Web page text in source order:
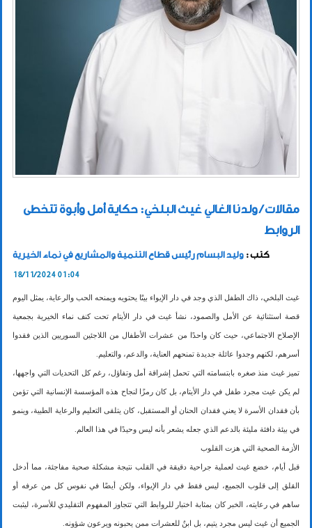
مقالات / ولدنا الغالي غيث البلخي: حكاية أمل وأبوة تتخطى
الروابط
كتب : وليد البسام رئيس قطاع التنمية والمشاريع في نماء الخيرية
18/11/2024 01:04
غيث البلخي، ذاك الطفل الذي وجد في دار الإيواء بيتًا يحتويه ويمنحه الحب والرعاية، يمثل اليوم
قصة استثنائية عن الأمل والصمود، نشأ غيث في دار الأيتام تحت كنف نماء الخيرية بجمعية
الإصلاح الاجتماعي، حيث كان واحدًا من عشرات الأطفال من اللاجئين السوريين الذين فقدوا
أسرهم، لكنهم وجدوا عائلة جديدة تمنحهم العناية، والدعم، والتعليم.
تميز غيث منذ صغره بابتسامته التي تحمل إشراقة أمل وتفاؤل، رغم كل التحديات التي واجهها،
لم يكن غيث مجرد طفل في دار الأيتام، بل كان رمزًا لنجاح هذه المؤسسة الإنسانية التي تؤمن
بأن فقدان الأسرة لا يعني فقدان الحنان أو المستقبل، كان يتلقى التعليم والرعاية الطبية، وينمو
في بيئة دافئة مليئة بالدعم الذي جعله يشعر بأنه ليس وحيدًا في هذا العالم.
الأزمة الصحية التي هزت القلوب
قبل أيام، خضع غيث لعملية جراحية دقيقة في القلب نتيجة مشكلة صحية مفاجئة، مما أدخل
القلق إلى قلوب الجميع، ليس فقط في دار الإيواء، ولكن أيضًا في نفوس كل من عرفه أو
ساهم في رعايته، الخبر كان بمثابة اختبار للروابط التي تتجاوز المفهوم التقليدي للأسرة، ليثبت
الجميع أن غيث ليس مجرد يتيم، بل ابنٌ للعشرات ممن يحبونه ويرعون شؤونه.